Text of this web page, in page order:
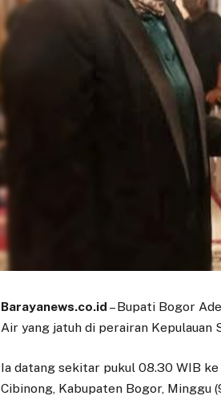
Barayanews.co.id – Bupati Bogor
Air yang jatuh di perairan Kepulauan
Ia datang sekitar pukul 08.30 WIB ke
Cibinong, Kabupaten Bogor, Minggu